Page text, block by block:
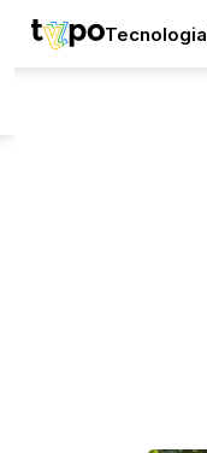
Tecnologia